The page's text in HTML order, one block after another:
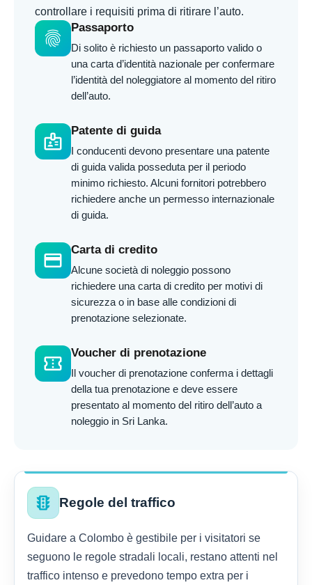
controllare i requisiti prima di ritirare l’auto.
fingerprint
Passaporto
Di solito è richiesto un passaporto valido o
una carta d’identità nazionale per confermare
l’identità del noleggiatore al momento del ritiro
dell’auto.
badge
Patente di guida
I conducenti devono presentare una patente
di guida valida posseduta per il periodo
minimo richiesto. Alcuni fornitori potrebbero
richiedere anche un permesso internazionale
di guida.
credit_card
Carta di credito
Alcune società di noleggio possono
richiedere una carta di credito per motivi di
sicurezza o in base alle condizioni di
prenotazione selezionate.
confirmation_number
Voucher di prenotazione
Il voucher di prenotazione conferma i dettagli
della tua prenotazione e deve essere
presentato al momento del ritiro dell’auto a
noleggio in Sri Lanka.
traffic Regole del traffico
Guidare a Colombo è gestibile per i visitatori se
seguono le regole stradali locali, restano attenti nel
traffico intenso e prevedono tempo extra per i